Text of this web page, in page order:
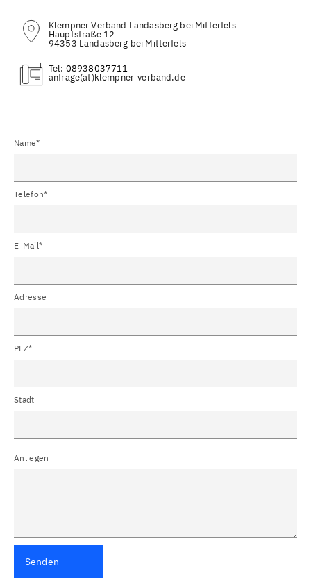
Klempner Verband Landasberg bei Mitterfels
Hauptstraße 12
94353 Landasberg bei Mitterfels
Tel: 08938037711
(at)
Name*
Telefon*
E-Mail*
Adresse
PLZ*
Stadt
Anliegen
Senden